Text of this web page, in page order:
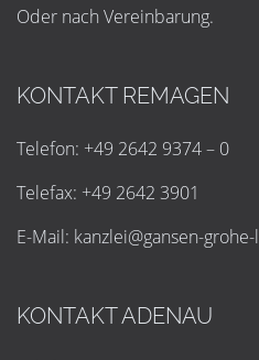
Oder nach Vereinbarung.
KONTAKT REMAGEN
Telefon: +49 2642 9374 – 0
Telefax: +49 2642 3901
E-Mail: kanzlei@gansen-grohe-l
KONTAKT ADENAU